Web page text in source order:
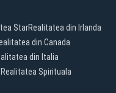
StarRealitatea din Irlanda
din Canada
din Italia
Realitatea Spirituala